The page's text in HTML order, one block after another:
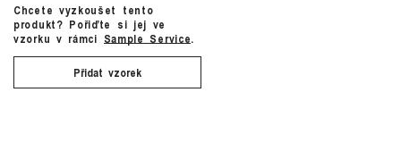
Chcete vyzkoušet tento
produkt? Pořiďte si jej ve
vzorku v rámci Sample Service.
Přidat vzorek